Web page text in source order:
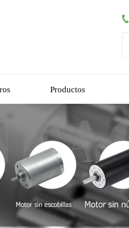
Productos